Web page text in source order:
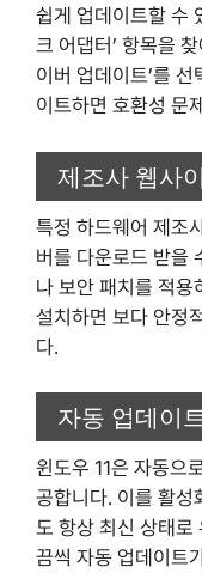
쉽게 업데이트할 수
크 어댑터’ 항목을
이버 업데이트’를
이트하면 호환성 문
제조사 웹사
특정 하드웨어 제조
버를 다운로드 받을
나 보안 패치를 적용
설치하면 보다 안정
다.
자동 업데이
윈도우 11은 자동으
공합니다. 이를 활성
도 항상 최신 상태로
끔씩 자동 업데이트